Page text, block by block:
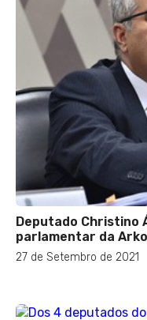
Deputado Christino
parlamentar da
27 de Setembro de 2021